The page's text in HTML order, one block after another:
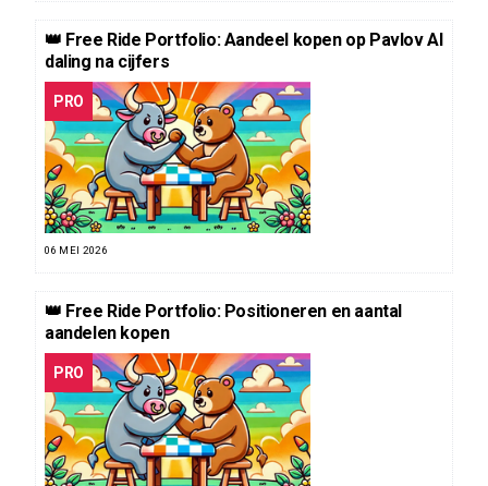
👑 Free Ride Portfolio: Aandeel kopen op Pavlov AI
daling na cijfers
PRO
06 MEI 2026
👑 Free Ride Portfolio: Positioneren en aantal
aandelen kopen
PRO